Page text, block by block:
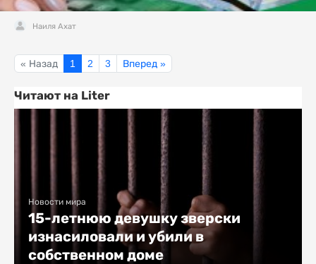
Наиля Ахат
« Назад 1 2 3 Вперед »
Читают на Liter
Новости мира
15-летнюю девушку зверски
изнасиловали и убили в
собственном доме